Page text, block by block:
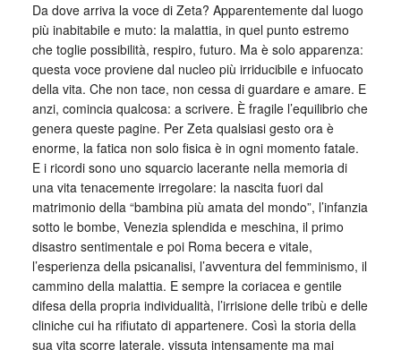
Da dove arriva la voce di Zeta? Apparentemente dal luogo
più inabitabile e muto: la malattia, in quel punto estremo
che toglie possibilità, respiro, futuro. Ma è solo apparenza:
questa voce proviene dal nucleo più irriducibile e infuocato
della vita. Che non tace, non cessa di guardare e amare. E
anzi, comincia qualcosa: a scrivere. È fragile l’equilibrio che
genera queste pagine. Per Zeta qualsiasi gesto ora è
enorme, la fatica non solo fisica è in ogni momento fatale.
E i ricordi sono uno squarcio lacerante nella memoria di
una vita tenacemente irregolare: la nascita fuori dal
matrimonio della “bambina più amata del mondo”, l’infanzia
sotto le bombe, Venezia splendida e meschina, il primo
disastro sentimentale e poi Roma becera e vitale,
l’esperienza della psicanalisi, l’avventura del femminismo, il
cammino della malattia. E sempre la coriacea e gentile
difesa della propria individualità, l’irrisione delle tribù e delle
cliniche cui ha rifiutato di appartenere. Così la storia della
sua vita scorre laterale, vissuta intensamente ma mai